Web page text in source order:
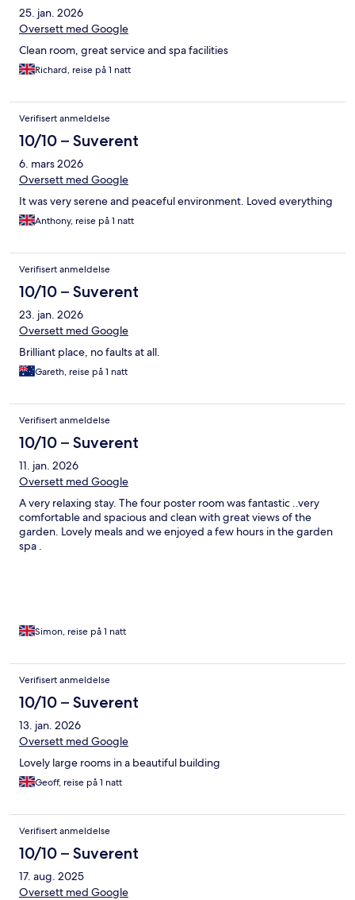
25. jan. 2026
Oversett med Google
Clean room, great service and spa facilities
Richard, reise på 1 natt
Verifisert anmeldelse
10/10 – Suverent
6. mars 2026
Oversett med Google
It was very serene and peaceful environment. Loved everything
Anthony, reise på 1 natt
Verifisert anmeldelse
10/10 – Suverent
23. jan. 2026
Oversett med Google
Brilliant place, no faults at all.
Gareth, reise på 1 natt
Verifisert anmeldelse
10/10 – Suverent
11. jan. 2026
Oversett med Google
A very relaxing stay. The four poster room was fantastic ..very
comfortable and spacious and clean with great views of the
garden. Lovely meals and we enjoyed a few hours in the garden
spa .
Simon, reise på 1 natt
Verifisert anmeldelse
10/10 – Suverent
13. jan. 2026
Oversett med Google
Lovely large rooms in a beautiful building
Geoff, reise på 1 natt
Verifisert anmeldelse
10/10 – Suverent
17. aug. 2025
Oversett med Google